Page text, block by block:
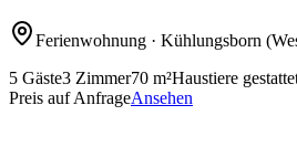
Ferienwohnung · Kühlungsborn
5 Gäste3 Zimmer70 m²Haustiere
Preis auf AnfrageAnsehen